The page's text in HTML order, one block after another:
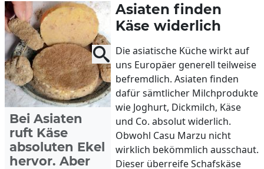
Bei Asiaten
ruft Käse
absoluten Ekel
hervor. Aber
Asiaten finden
Käse widerlich
Die asiatische Küche wirkt auf
uns Europäer generell teilweise
befremdlich. Asiaten finden
dafür sämtlicher Milchprodukte
wie Joghurt, Dickmilch, Käse
und Co. absolut widerlich.
Obwohl Casu Marzu nicht
wirklich bekömmlich ausschaut.
Dieser überreife Schafskäse